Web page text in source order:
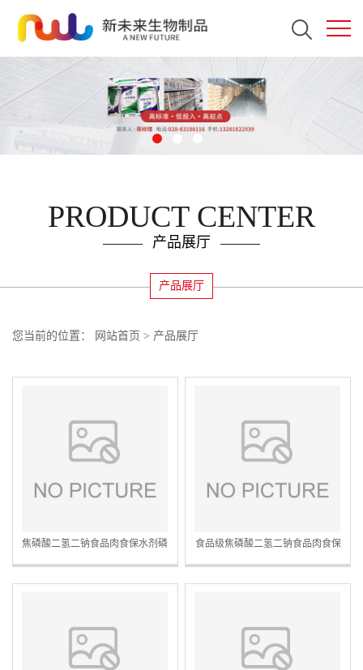
PRODUCT CENTER
产品展厅
产品展厅
您当前的位置： 网站首页 > 产品展厅
焦磷酸二氢二钠食品肉食保水剂磷
酸盐膨松剂面制品改良剂
食品级焦磷酸二氢二钠食品肉食保
水剂磷酸盐膨松剂面制品